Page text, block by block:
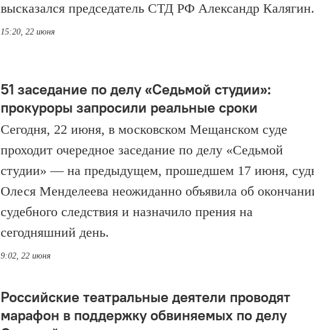
высказался председатель СТД РФ Александр Калягин.
15:20, 22 июня
51 заседание по делу «Седьмой студии»:
прокуроры запросили реальные сроки
Сегодня, 22 июня, в московском Мещанском суде
проходит очередное заседание по делу «Седьмой
студии» — на предыдущем, прошедшем 17 июня,
Олеся Менделеева неожиданно объявила об
судебного следствия и назначило прения на
сегодняшний день.
9:02, 22 июня
Российские театральные деятели проводят
марафон в поддержку обвиняемых по делу